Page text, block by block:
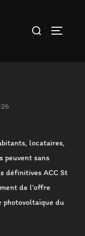
Rechercher :
locataires,
peuvent sans
définitives ACC St
de l’offre
photovoltaïque du